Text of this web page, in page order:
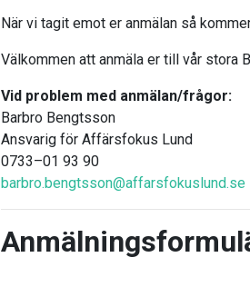
När vi tagit emot er anmälan så
Välkommen att anmäla er till vår stora
Vid problem med anmälan/frågor:
Barbro Bengtsson
Ansvarig för Affärsfokus Lund
0733–01 93 90
barbro.bengtsson@affarsfokuslund.se